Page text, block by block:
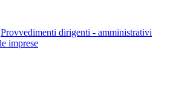
Provvedimenti dirigenti - amministrativi
imprese